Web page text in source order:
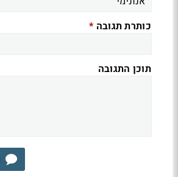
כותרת תגובה *
תוכן התגובה